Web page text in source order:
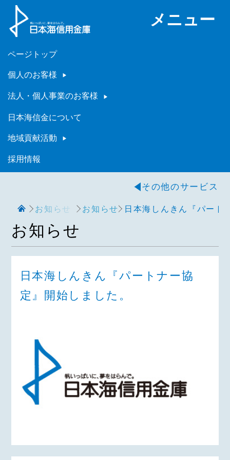
メニュー
ページトップ
個人のお客様
法人・個人事業のお客様
日本海信金について
地域貢献活動
採用情報
その他のサービス
お知らせ お知らせ 日本海しんきん『パート
お知らせ
日本海しんきん『パートナー協
定』開始しました。